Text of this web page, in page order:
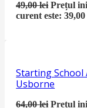
49,00lei Prețul
curent este:
Starting School
Usborne
64,00lei Prețul